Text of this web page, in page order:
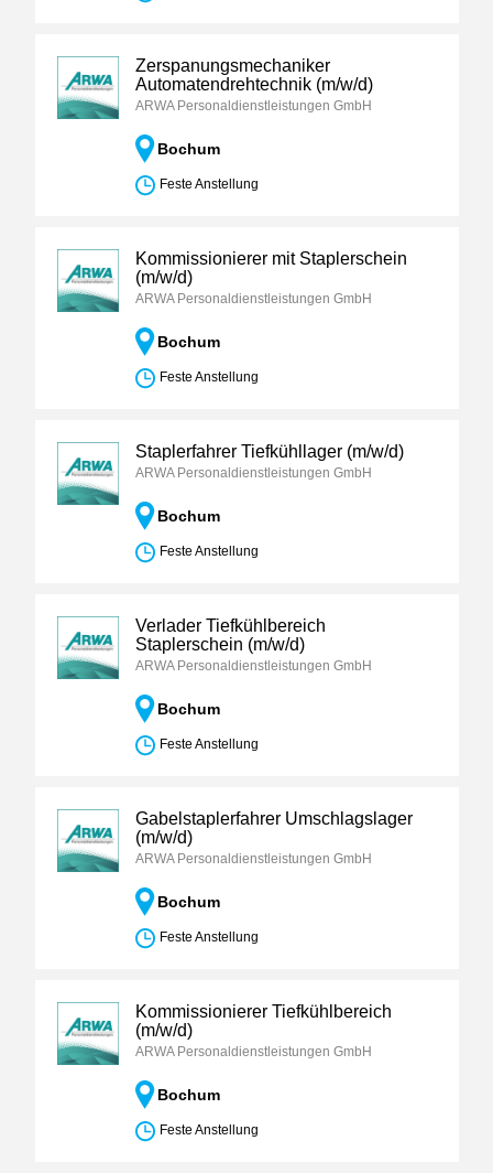
Zerspanungsmechaniker
Automatendrehtechnik (m/w/d)
ARWA Personaldienstleistungen GmbH
Bochum
Feste Anstellung
Kommissionierer mit Staplerschein
(m/w/d)
ARWA Personaldienstleistungen GmbH
Bochum
Feste Anstellung
Staplerfahrer Tiefkühllager (m/w/d)
ARWA Personaldienstleistungen GmbH
Bochum
Feste Anstellung
Verlader Tiefkühlbereich
Staplerschein (m/w/d)
ARWA Personaldienstleistungen GmbH
Bochum
Feste Anstellung
Gabelstaplerfahrer Umschlagslager
(m/w/d)
ARWA Personaldienstleistungen GmbH
Bochum
Feste Anstellung
Kommissionierer Tiefkühlbereich
(m/w/d)
ARWA Personaldienstleistungen GmbH
Bochum
Feste Anstellung